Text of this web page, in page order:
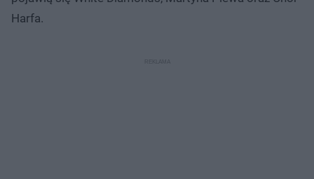
Harfa.